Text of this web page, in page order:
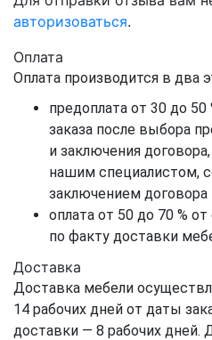
авторизоваться.
Оплата
Оплата производится в два
предоплата от 30 до
заказа после выбора
и заключения
нашим специалистом,
заключением договора
оплата от 50 до 70 %
по факту доставки
Доставка
Доставка мебели
14 рабочих дней от даты
доставки — 8 рабочих дней.